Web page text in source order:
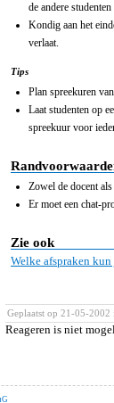
de andere
Kondig aan het
verlaat.
Tips
Plan spreekuren
Laat studenten op
spreekuur voor
Zowel de docent
Er moet een chat-
Zie ook
Welke afspraken
Geplaatst op 21-05-2002
Reageren is niet